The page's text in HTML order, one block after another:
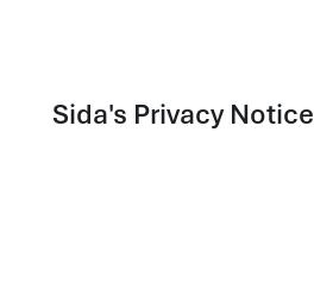
Sida's Privacy Notice